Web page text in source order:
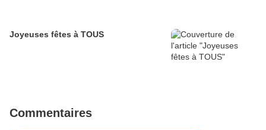
Joyeuses fêtes à TOUS
Commentaires